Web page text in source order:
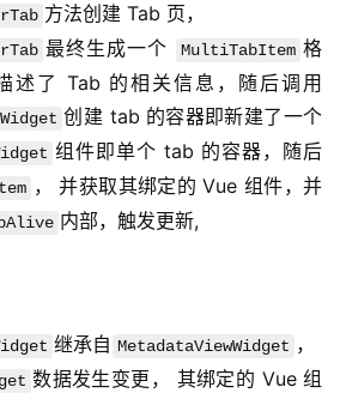
方法创建 Tab 页，
最终生成一个 MultiTabItem 格
组件即单个 tab 的容器，随后
， 并获取其绑定的 Vue 组件，并
内部，触发更新,
继承自 MetadataViewWidget ，
数据发生变更， 其绑定的 Vue 组